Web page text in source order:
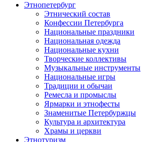
Этнопетербург
Этнический состав
Конфессии Петербурга
Национальные праздники
Национальная одежда
Национальные кухни
Творческие коллективы
Музыкальные инструменты
Национальные игры
Традиции и обычаи
Ремесла и промыслы
Ярмарки и этнофесты
Знаменитые Петербуржцы
Культура и архитектура
Храмы и церкви
Этнотуризм